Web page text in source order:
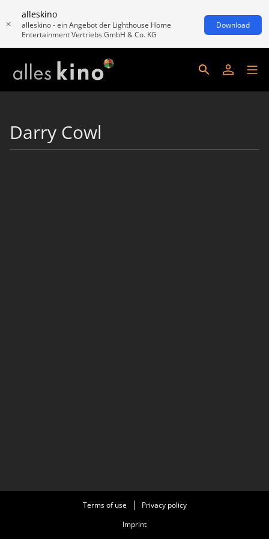
alleskino
alleskino - ein Angebot der Lighthouse Home
Entertainment Vertriebs GmbH & Co. KG
Download
Darry Cowl
Terms of use
Privacy policy
Imprint